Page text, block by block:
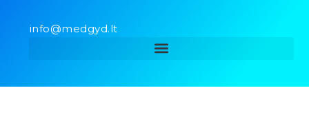
info@medgyd.lt